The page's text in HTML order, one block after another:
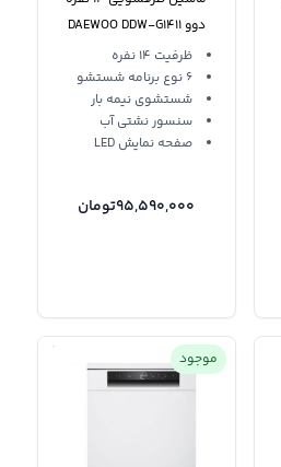
دوو DAEWOO DDW-G1411
ظرفیت 14 نفره
6 نوع برنامه شستشو
شستشوی نیمه بار
سنسور نشتی آب
صفحه نمایش LED
95,590,000تومان
موجود